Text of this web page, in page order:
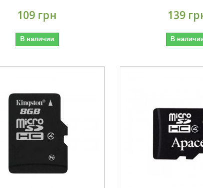
109 грн
В наличии
139
В